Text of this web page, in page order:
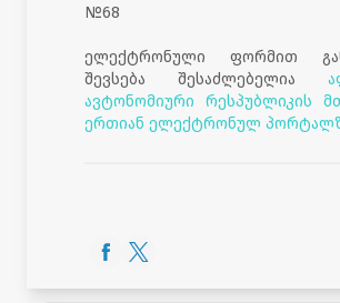
№68
ელექტრონული ფორმით
შევსება შესაძლებელია
ავტონომიური რესპუბლიკის
ერთიან ელექტრონულ